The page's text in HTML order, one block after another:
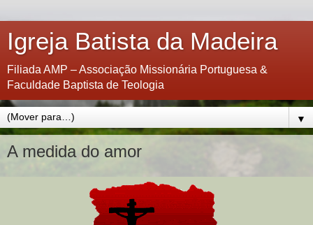
Igreja Batista da Madeira
Filiada AMP – Associação Missionária Portuguesa &
Faculdade Baptista de Teologia
▼
A medida do amor